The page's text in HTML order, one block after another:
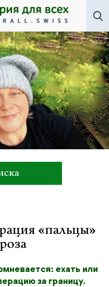
Кмита
«пальцы»
ехать или
за границу.